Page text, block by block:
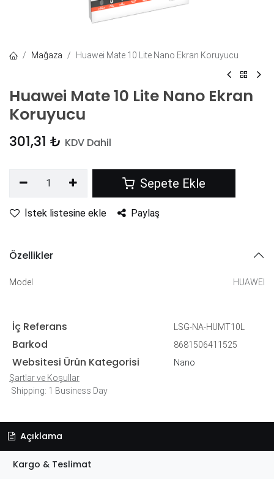
Mağaza Huawei Mate 10 Lite Nano Ekran Koruyucu
Huawei Mate 10 Lite Nano Ekran
Koruyucu
301,31 ₺ KDV Dahil
Sepete Ekle
İstek listesine ekle Paylaş
Özellikler
Model HUAWEI
İç Referans LSG-NA-HUMT10L
Barkod 8681506411525
Websitesi Ürün Kategorisi
Nano
Şartlar ve Koşullar
Shipping: 1 Business Day
Açıklama
Kargo & Teslimat